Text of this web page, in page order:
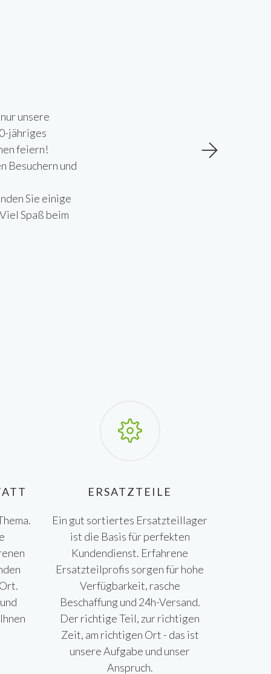
unsere
jähriges
feiern!
Besuchern und
Sie einige
Spaß beim
ERSATZTEILE
Ein gut sortiertes Ersatzteillager
ist die Basis für perfekten
Kundendienst. Erfahrene
Ersatzteilprofis sorgen für hohe
Verfügbarkeit, rasche
Beschaffung und 24h-Versand.
Der richtige Teil, zur richtigen
Zeit, am richtigen Ort - das ist
unsere Aufgabe und unser
Anspruch.